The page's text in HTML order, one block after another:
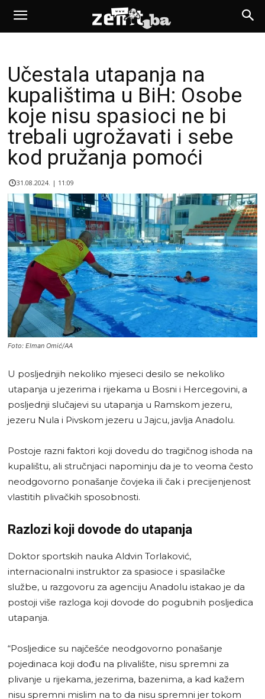
Učestala utapanja na
kupalištima u BiH: Osobe
koje nisu spasioci ne bi
trebali ugrožavati i sebe
kod pružanja pomoći
31.08.2024. | 11:09
Foto: Elman Omić/AA
U posljednjih nekoliko mjeseci desilo se nekoliko
utapanja u jezerima i rijekama u Bosni i Hercegovini, a
posljednji slučajevi su utapanja u Ramskom jezeru,
jezeru Nula i Pivskom jezeru u Jajcu, javlja Anadolu.
Postoje razni faktori koji dovedu do tragičnog ishoda na
kupalištu, ali stručnjaci napominju da je to veoma često
neodgovorno ponašanje čovjeka ili čak i precijenjenost
vlastitih plivačkih sposobnosti.
Razlozi koji dovode do utapanja
Doktor sportskih nauka Aldvin Torlaković,
internacionalni instruktor za spasioce i spasilačke
službe, u razgovoru za agenciju Anadolu istakao je da
postoji više razloga koji dovode do pogubnih posljedica
utapanja.
“Posljedice su najčešće neodgovorno ponašanje
pojedinaca koji dođu na plivalište, nisu spremni za
plivanje u rijekama, jezerima, bazenima, a kad kažem
nisu spremni mislim na to da nisu spremni jer tokom